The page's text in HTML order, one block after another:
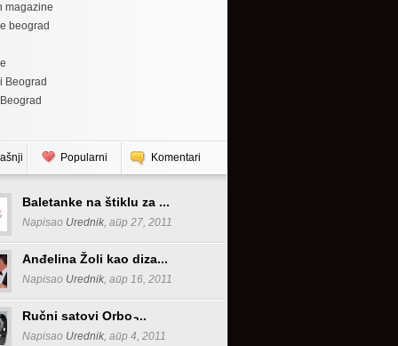
magazine
beograd
Beograd
Popularni Komentari
Baletanke na štiklu za ...
Napisao Urednik, апр 27, 2011
Anđelina Žoli kao diza...
Napisao Urednik, апр 16, 2011
Ručni satovi Orbo ̵...
Napisao Urednik, апр 4, 2011